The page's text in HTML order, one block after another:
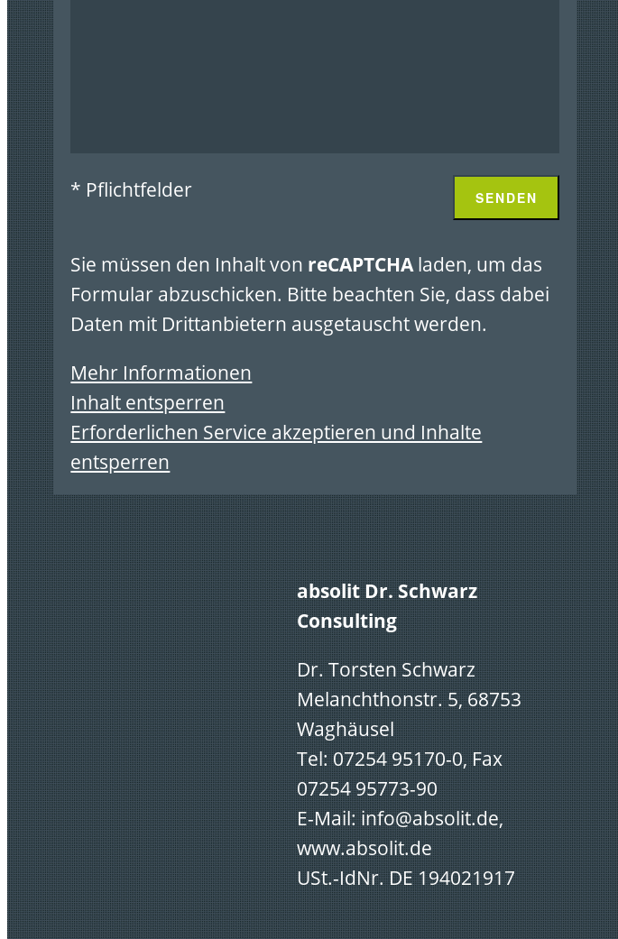
* Pflichtfelder
Sie müssen den Inhalt von reCAPTCHAladen, um das
Formular abzuschicken. Bitte beachten Sie, dass dabei
Daten mit Drittanbietern ausgetauscht werden.
Mehr Informationen
Inhalt entsperren
Erforderlichen Service akzeptieren und Inhalte
entsperren
absolit Dr. Schwarz
Consulting
Dr. Torsten Schwarz
Melanchthonstr. 5, 68753
Waghäusel
Tel: 07254 95170-0, Fax
07254 95773-90
E-Mail: info@absolit.de,
www.absolit.de
USt.-IdNr. DE 194021917